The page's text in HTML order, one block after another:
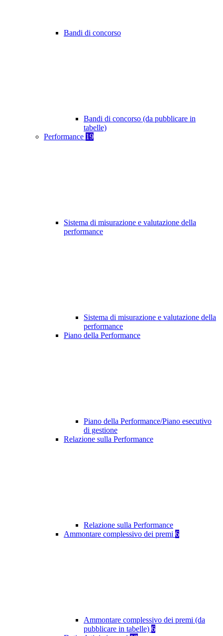
Bandi di concorso
Bandi di concorso (da pubblicare in
tabelle)
Performance 19
Sistema di misurazione e valutazione della
performance
Sistema di misurazione e valutazione della
performance
Piano della Performance
Piano della Performance/Piano esecutivo
di gestione
Relazione sulla Performance
Relazione sulla Performance
Ammontare complessivo dei premi 6
Ammontare complessivo dei premi (da
pubblicare in tabelle) 6